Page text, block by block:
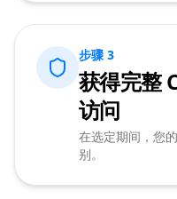
步骤 3
获得完整
访问
在选定期间，您
别。